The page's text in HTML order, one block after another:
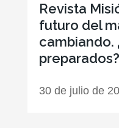
Revista
futuro del
cambiando.
preparados?
30 de julio de